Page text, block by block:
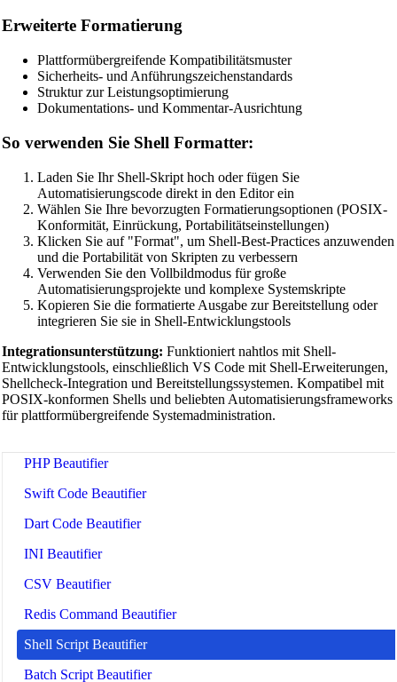
Vue Beautifier
SCSS Beautifier
YAML Beautifier
SQL Beautifier
MySQL SQL Beautifier
PostgreSQL SQL Beautifier
MongoDB Query Beautifier
Nginx Config Beautifier
Apache Config Beautifier
Python Beautifier
PHP Beautifier
Swift Code Beautifier
Dart Code Beautifier
INI Beautifier
CSV Beautifier
Redis Command Beautifier
Shell Script Beautifier
Batch Script Beautifier
Erweiterte Formatierung
Plattformübergreifende Kompatibilitätsmuster
Sicherheits- und Anführungszeichenstandards
Struktur zur Leistungsoptimierung
Dokumentations- und Kommentar-Ausrichtung
So verwenden Sie Shell Formatter:
Laden Sie Ihr Shell-Skript hoch oder fügen Sie
Automatisierungscode direkt in den Editor ein
Wählen Sie Ihre bevorzugten Formatierungsoptionen (POSIX-
Konformität, Einrückung, Portabilitätseinstellungen)
Klicken Sie auf "Format", um Shell-Best-Practices anzuwenden
und die Portabilität von Skripten zu verbessern
Verwenden Sie den Vollbildmodus für große
Automatisierungsprojekte und komplexe Systemskripte
Kopieren Sie die formatierte Ausgabe zur Bereitstellung oder
integrieren Sie sie in Shell-Entwicklungstools
Integrationsunterstützung: Funktioniert nahtlos mit Shell-
Entwicklungstools, einschließlich VS Code mit Shell-Erweiterungen,
Shellcheck-Integration und Bereitstellungssystemen. Kompatibel mit
POSIX-konformen Shells und beliebten Automatisierungsframeworks
für plattformübergreifende Systemadministration.